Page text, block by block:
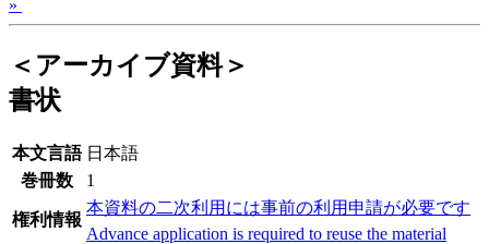
»
＜アーカイブ資料＞
書状
本文言語 日本語
巻冊数
1
権利情報
本資料の二次利用には事前の利用申請が必要です
Advance application is required to reuse the material